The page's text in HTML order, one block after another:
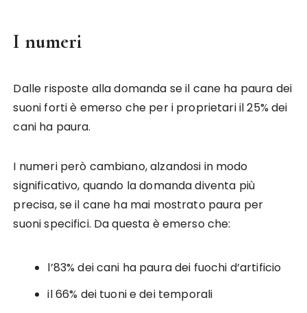
I numeri
Dalle risposte alla domanda se il cane ha paura dei
suoni forti è emerso che per i proprietari il 25% dei
cani ha paura.
I numeri però cambiano, alzandosi in modo
significativo, quando la domanda diventa più
precisa, se il cane ha mai mostrato paura per
suoni specifici. Da questa è emerso che:
l’83% dei cani ha paura dei fuochi d’artificio
il 66% dei tuoni e dei temporali